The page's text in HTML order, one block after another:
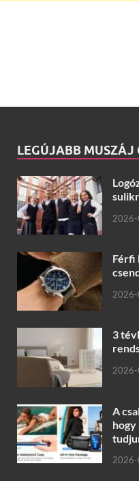
LEGÚJABB MUSZÁJ
Férfi
3
A
hogy